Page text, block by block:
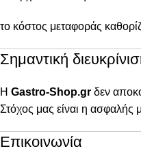
το κόστος μεταφοράς
Σημαντική
Η Gastro-Shop.gr δεν
Στόχος μας είναι η ασφαλής
Επικοινωνία